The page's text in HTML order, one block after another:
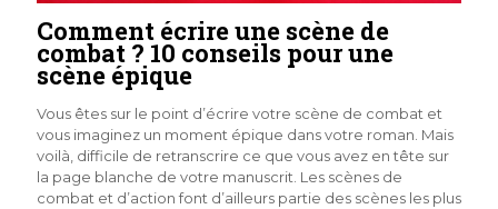
Comment écrire une scène de
combat ? 10 conseils pour une
scène épique
Vous êtes sur le point d’écrire votre scène de combat et
vous imaginez un moment épique dans votre roman. Mais
voilà, difficile de retranscrire ce que vous avez en tête sur
la page blanche de votre manuscrit. Les scènes de
combat et d’action font d’ailleurs partie des scènes les plus